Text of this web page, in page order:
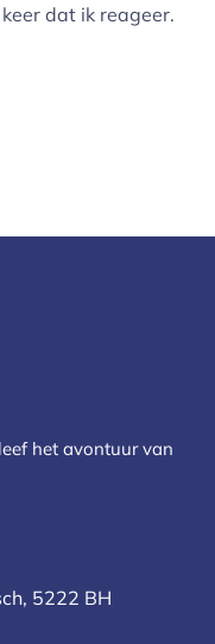
dat ik reageer.
het avontuur van
5222 BH